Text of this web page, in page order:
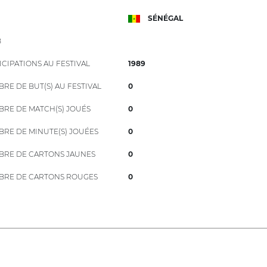
SÉNÉGAL
AU FESTIVAL 1989
DE BUT(S) AU FESTIVAL 0
DE MATCH(S) JOUÉS 0
DE MINUTE(S) JOUÉES 0
DE CARTONS JAUNES 0
DE CARTONS ROUGES 0